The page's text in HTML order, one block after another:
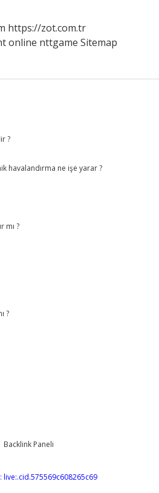
https://zot.com.tr
online nttgame Sitemap
?
havalandırma ne işe yarar ?
mı ?
?
live:.cid.575569c608265c69